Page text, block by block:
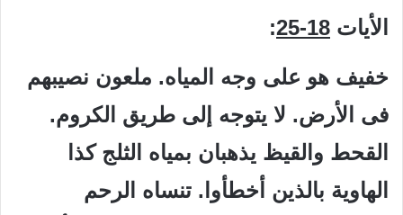
الأيات 18-25
:
خفيف هو على وجه المياه. ملعون نصيبهم
فى الأرض. لا يتوجه إلى طريق الكروم.
القحط والقيظ يذهبان بمياه الثلج كذا
الهاوية بالذين أخطأوا. تنساه الرحم